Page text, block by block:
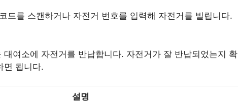
드를 스캔하거나 자전거 번호를 입력해 자전거를 빌립니다.
여소에 자전거를 반납합니다. 자전거가 잘 반납되었는지 확
면 됩니다.
설명